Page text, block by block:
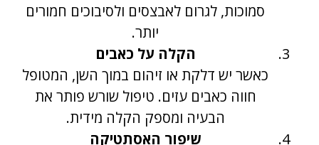
סמוכות, לגרום לאבצסים ולסיבוכים חמורים
יותר.
הקלה על כאבים
כאשר יש דלקת או זיהום במוך השן, המטופל
חווה כאבים עזים. טיפול שורש פותר את
הבעיה ומספק הקלה מידית.
שיפור האסתטיקה